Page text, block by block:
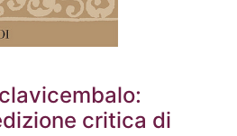
critica di